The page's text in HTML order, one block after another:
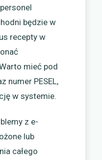
będzie w
recepty w
mieć pod
numer PESEL,
w systemie.
z e-
lub
całego